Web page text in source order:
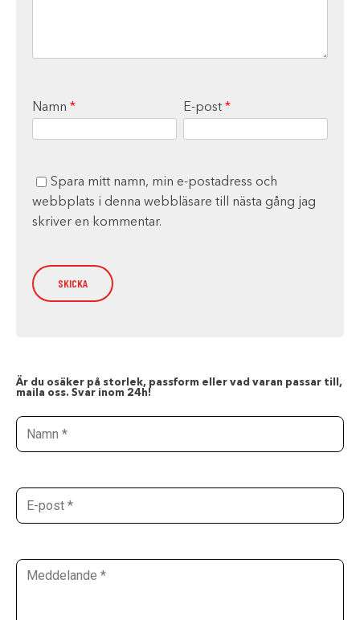
Namn * E-post *
Spara mitt namn, min e-postadress och
webbplats i denna webbläsare till nästa gång jag
skriver en kommentar.
Är du osäker på storlek, passform eller vad varan passar till,
maila oss. Svar inom 24h!